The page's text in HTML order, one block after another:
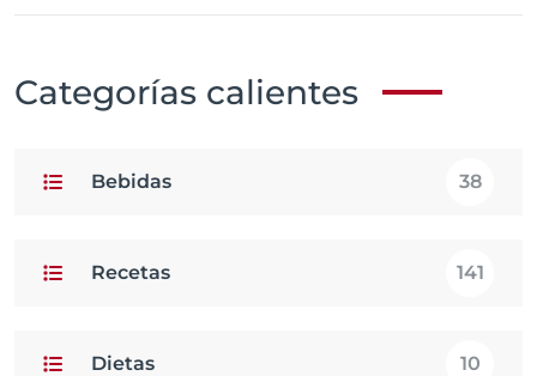
Categorías calientes
Bebidas 38
Recetas 141
Dietas 10